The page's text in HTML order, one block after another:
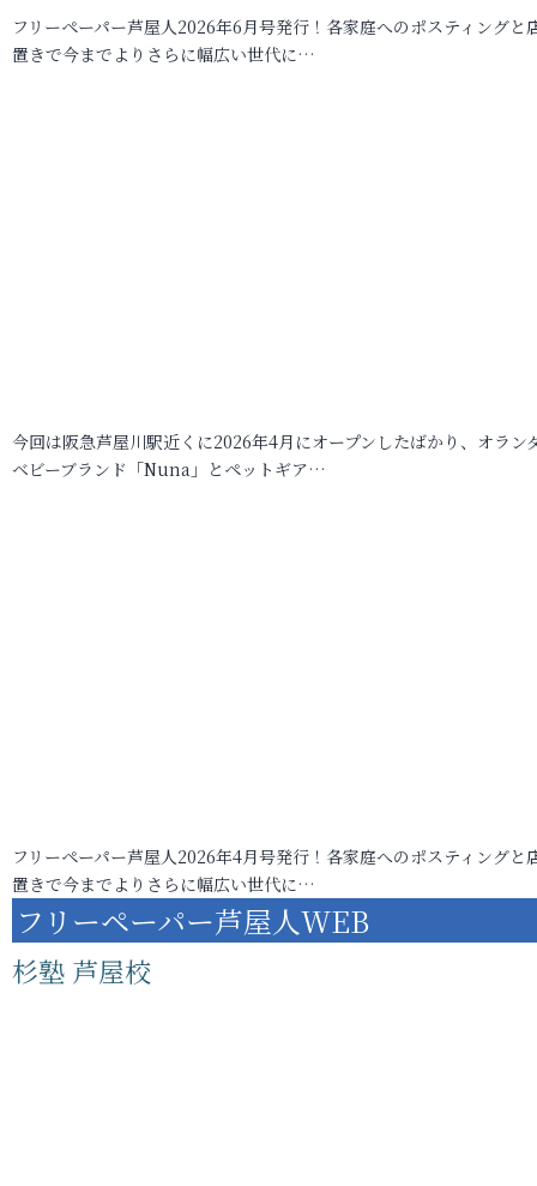
フリーペーパー芦屋人2026年6月号発行！各家庭へのポスティングと
置きで今までよりさらに幅広い世代に…
今回は阪急芦屋川駅近くに2026年4月にオープンしたばかり、オラン
ベビーブランド「Nuna」とペットギア…
フリーペーパー芦屋人2026年4月号発行！各家庭へのポスティングと
置きで今までよりさらに幅広い世代に…
フリーペーパー芦屋人WEB
杉塾 芦屋校